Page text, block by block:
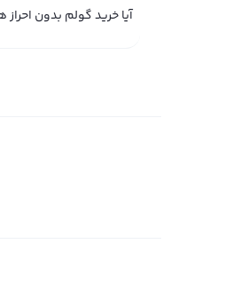
برای فروش گولم بهتر
آیا خرید گولم بدون